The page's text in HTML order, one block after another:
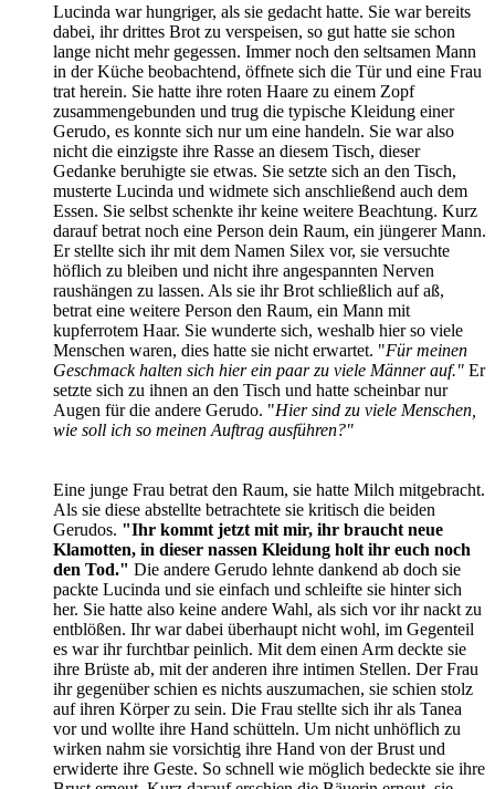
Lucinda war hungriger, als sie gedacht hatte. Sie war bereits
dabei, ihr drittes Brot zu verspeisen, so gut hatte sie schon
lange nicht mehr gegessen. Immer noch den seltsamen Mann
in der Küche beobachtend, öffnete sich die Tür und eine Frau
trat herein. Sie hatte ihre roten Haare zu einem Zopf
zusammengebunden und trug die typische Kleidung einer
Gerudo, es konnte sich nur um eine handeln. Sie war also
nicht die einzigste ihre Rasse an diesem Tisch, dieser
Gedanke beruhigte sie etwas. Sie setzte sich an den Tisch,
musterte Lucinda und widmete sich anschließend auch dem
Essen. Sie selbst schenkte ihr keine weitere Beachtung. Kurz
darauf betrat noch eine Person dein Raum, ein jüngerer Mann.
Er stellte sich ihr mit dem Namen Silex vor, sie versuchte
höflich zu bleiben und nicht ihre angespannten Nerven
raushängen zu lassen. Als sie ihr Brot schließlich auf aß,
betrat eine weitere Person den Raum, ein Mann mit
kupferrotem Haar. Sie wunderte sich, weshalb hier so viele
Menschen waren, dies hatte sie nicht erwartet. "Für meinen
Geschmack halten sich hier ein paar zu viele Männer auf." Er
setzte sich zu ihnen an den Tisch und hatte scheinbar nur
Augen für die andere Gerudo. "Hier sind zu viele Menschen,
wie soll ich so meinen Auftrag ausführen?"
Eine junge Frau betrat den Raum, sie hatte Milch mitgebracht.
Als sie diese abstellte betrachtete sie kritisch die beiden
Gerudos. "Ihr kommt jetzt mit mir, ihr braucht neue
Klamotten, in dieser nassen Kleidung holt ihr euch noch
den Tod." Die andere Gerudo lehnte dankend ab doch sie
packte Lucinda und sie einfach und schleifte sie hinter sich
her. Sie hatte also keine andere Wahl, als sich vor ihr nackt zu
entblößen. Ihr war dabei überhaupt nicht wohl, im Gegenteil
es war ihr furchtbar peinlich. Mit dem einen Arm deckte sie
ihre Brüste ab, mit der anderen ihre intimen Stellen. Der Frau
ihr gegenüber schien es nichts auszumachen, sie schien stolz
auf ihren Körper zu sein. Die Frau stellte sich ihr als Tanea
vor und wollte ihre Hand schütteln. Um nicht unhöflich zu
wirken nahm sie vorsichtig ihre Hand von der Brust und
erwiderte ihre Geste. So schnell wie möglich bedeckte sie ihre